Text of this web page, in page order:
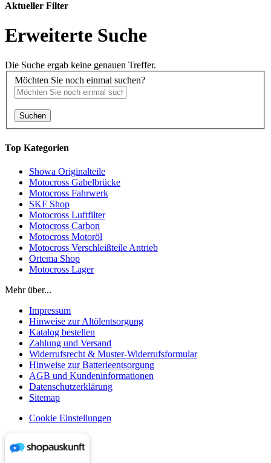
Aktueller Filter
Erweiterte Suche
Die Suche ergab keine genauen Treffer.
Möchten Sie noch einmal suchen?
Suchen
Top Kategorien
Showa Originalteile
Motocross Gabelbrücke
Motocross Fahrwerk
SKF Shop
Motocross Luftfilter
Motocross Carbon
Motocross Motoröl
Motocross Verschleißteile Antrieb
Ortema Shop
Motocross Lager
Mehr über...
Impressum
Hinweise zur Altölentsorgung
Katalog bestellen
Zahlung und Versand
Widerrufsrecht & Muster-Widerrufsformular
Hinweise zur Batterieentsorgung
AGB und Kundeninformationen
Datenschutzerklärung
Sitemap
Cookie Einstellungen